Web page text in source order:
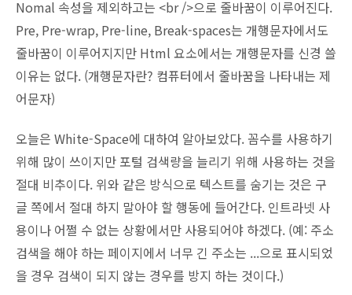
Nomal 속성을 제외하고는 <br />으로 줄바꿈이 이루어진다.
Pre, Pre-wrap, Pre-line, Break-spaces는 개행문자에서도
줄바꿈이 이루어지지만 Html 요소에서는 개행문자를 신경 쓸
이유는 없다. (개행문자란? 컴퓨터에서 줄바꿈을 나타내는 제
어문자)
오늘은 White-Space에 대하여 알아보았다. 꼼수를 사용하기
위해 많이 쓰이지만 포털 검색량을 늘리기 위해 사용하는 것을
절대 비추이다. 위와 같은 방식으로 텍스트를 숨기는 것은 구
글 쪽에서 절대 하지 말아야 할 행동에 들어간다. 인트라넷 사
용이나 어쩔 수 없는 상황에서만 사용되어야 하겠다. (예: 주소
검색을 해야 하는 페이지에서 너무 긴 주소는 ...으로 표시되었
을 경우 검색이 되지 않는 경우를 방지 하는 것이다.)